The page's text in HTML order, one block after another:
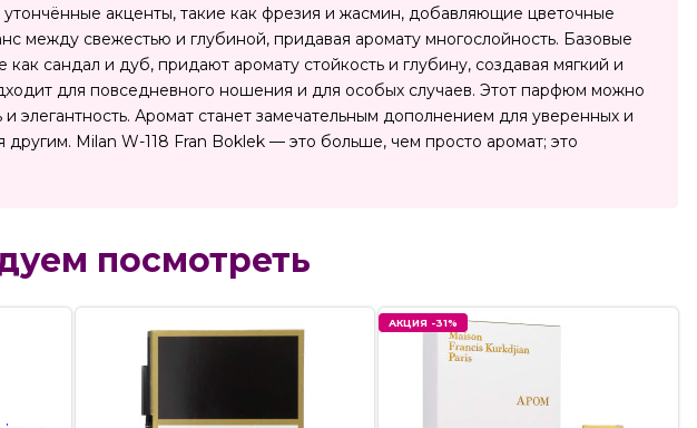
акценты, такие как фрезия и жасмин, добавляющие цветочные
между свежестью и глубиной, придавая аромату многослойность. Базовые
сандал и дуб, придают аромату стойкость и глубину, создавая мягкий и
для повседневного ношения и для особых случаев. Этот парфюм можно
элегантность. Аромат станет замечательным дополнением для уверенных и
Milan W-118 Fran Boklek — это больше, чем просто аромат; это
посмотреть
АКЦИЯ -31%